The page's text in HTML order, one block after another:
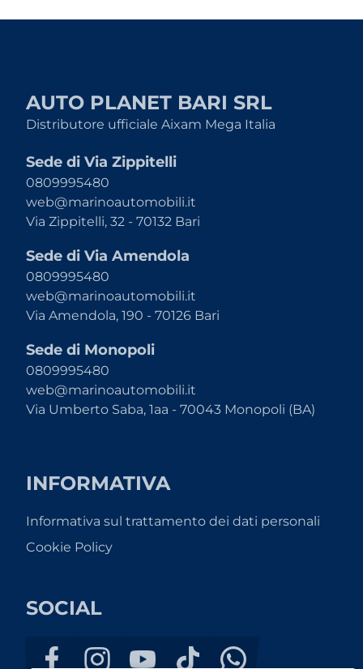
AUTO PLANET BARI SRL
Distributore ufficiale Aixam Mega Italia
Sede di Via Zippitelli
0809995480
web@marinoautomobili.it
Via Zippitelli, 32 - 70132 Bari
Sede di Via Amendola
0809995480
web@marinoautomobili.it
Via Amendola, 190 - 70126 Bari
Sede di Monopoli
0809995480
web@marinoautomobili.it
Via Umberto Saba, 1aa - 70043 Monopoli (BA)
INFORMATIVA
Informativa sul trattamento dei dati personali
Cookie Policy
SOCIAL